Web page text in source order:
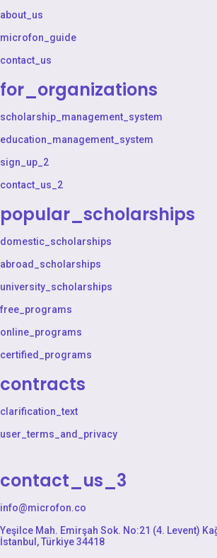
about_us
microfon_guide
contact_us
for_organizations
scholarship_management_system
education_management_system
sign_up_2
contact_us_2
popular_scholarships
domestic_scholarships
abroad_scholarships
university_scholarships
free_programs
online_programs
certified_programs
contracts
clarification_text
user_terms_and_privacy
contact_us_3
info@microfon.co
Yeşilce Mah. Emirşah Sok. No:21 (4. Levent)
İstanbul, Türkiye 34418